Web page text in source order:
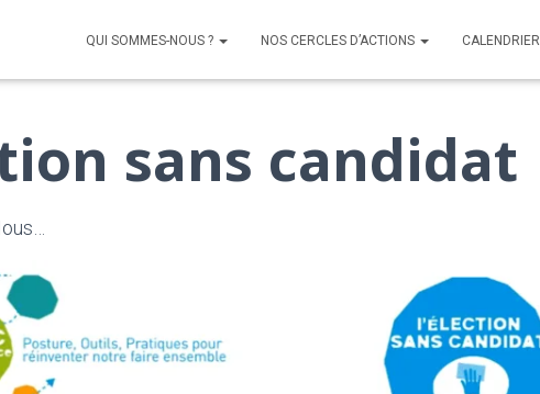
QUI SOMMES-NOUS ? NOS CERCLES D’ACTIONS CALENDRIER
sans candidat